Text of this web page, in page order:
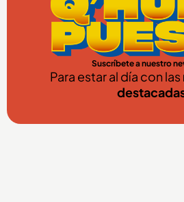
Suscríbete a nuestro
Para estar al día con las